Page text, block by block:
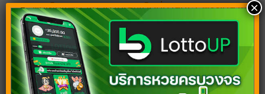
ฝันเห็นแฟน แนวทางเลขเด็ดที่น่าสนใจ พร้อมลาง
บอกเหตุให้โชค
ฝันเห็นนกยักษ์ หมายความว่าอย่างไร? เปิดคำ
ทำนายพร้อมเลขเด็ด
×